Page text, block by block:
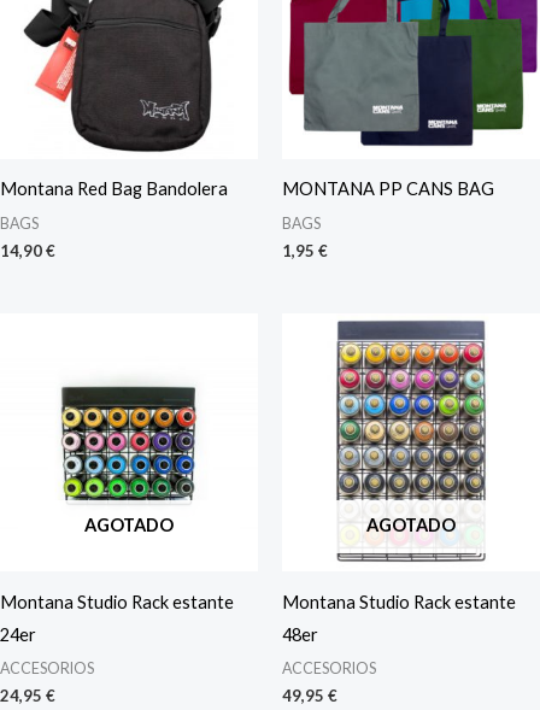
Montana Red Bag Bandolera
BAGS
14,90€
MONTANA PP CANS BAG
BAGS
1,95 €
AGOTADO
Montana Studio Rack estante
24er
ACCESORIOS
24,95 €
AGOTADO
Montana Studio Rack estante
48er
ACCESORIOS
49,95 €